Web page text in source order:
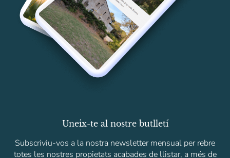
Uneix-te al nostre butlletí
Subscriviu-vos a la nostra newsletter mensual per rebre
totes les nostres propietats acabades de llistar, a més de